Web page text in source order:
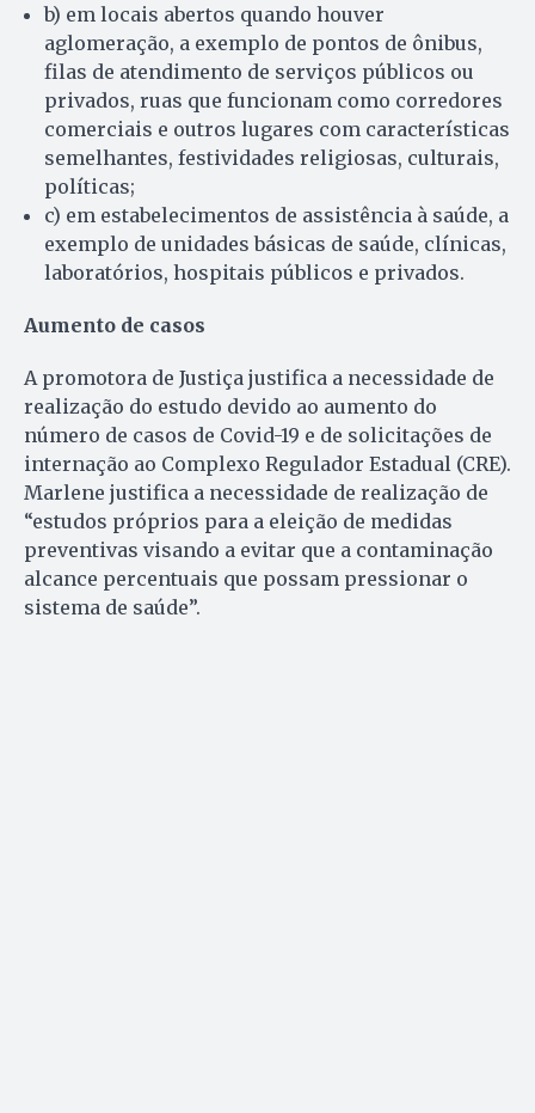
b) em locais abertos quando houver
aglomeração, a exemplo de pontos de ônibus,
filas de atendimento de serviços públicos ou
privados, ruas que funcionam como corredores
comerciais e outros lugares com características
semelhantes, festividades religiosas, culturais,
políticas;
c) em estabelecimentos de assistência à saúde, a
exemplo de unidades básicas de saúde, clínicas,
laboratórios, hospitais públicos e privados.
Aumento de casos
A promotora de Justiça justifica a necessidade de
realização do estudo devido ao aumento do
número de casos de Covid-19 e de solicitações de
internação ao Complexo Regulador Estadual (CRE).
Marlene justifica a necessidade de realização de
“estudos próprios para a eleição de medidas
preventivas visando a evitar que a contaminação
alcance percentuais que possam pressionar o
sistema de saúde”.